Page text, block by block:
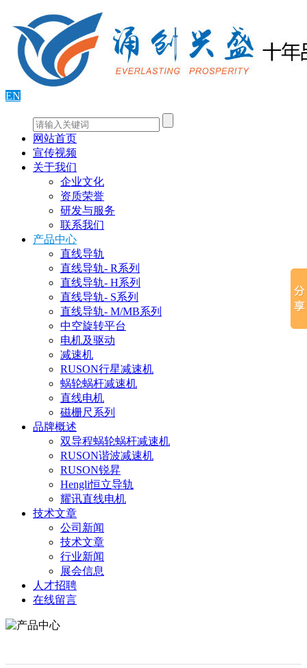
EN
网站首页
宣传视频
关于我们
企业文化
资质荣誉
研发与服务
联系我们
产品中心
直线导轨
直线导轨- R系列
直线导轨- H系列
直线导轨- S系列
直线导轨- M/MB系列
中空旋转平台
电机及驱动
减速机
RUSON行星减速机
蜗轮蜗杆减速机
直线电机
磁栅尺系列
品牌概述
双导程蜗轮蜗杆减速机
RUSON谐波减速机
RUSON锐昇
Hengli恒立导轨
耀讯直线电机
技术文章
公司新闻
技术文章
行业新闻
展会信息
人才招聘
在线留言